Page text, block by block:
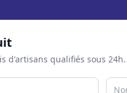
d'artisans qualifiés sous 24h.